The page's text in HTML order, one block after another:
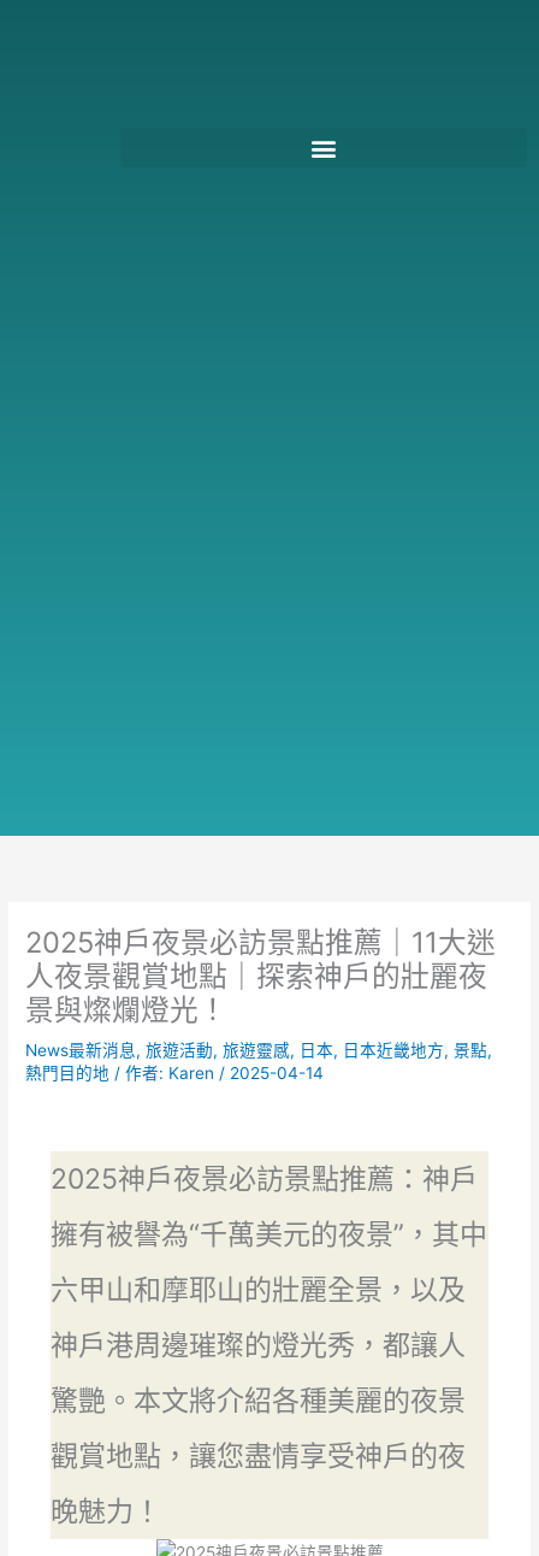
2025神戶夜景必訪景點推薦｜11大迷
人夜景觀賞地點｜探索神戶的壯麗夜
景與燦爛燈光！
News最新消息,旅遊活動,旅遊靈感, 日本, 日本近畿地方,景點,
熱門目的地 / 作者: Karen / 2025-04-14
2025神戶夜景必訪景點推薦：神戶
擁有被譽為“千萬美元的夜景”，其中
六甲山和摩耶山的壯麗全景，以及
神戶港周邊璀璨的燈光秀，都讓人
驚艷。本文將介紹各種美麗的夜景
觀賞地點，讓您盡情享受神戶的夜
晚魅力！